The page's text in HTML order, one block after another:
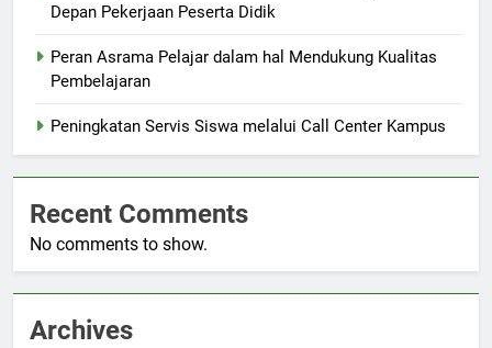
Depan Pekerjaan Peserta Didik
Peran Asrama Pelajar dalam hal Mendukung Kualitas
Pembelajaran
Peningkatan Servis Siswa melalui Call Center Kampus
Recent Comments
No comments to show.
Archives